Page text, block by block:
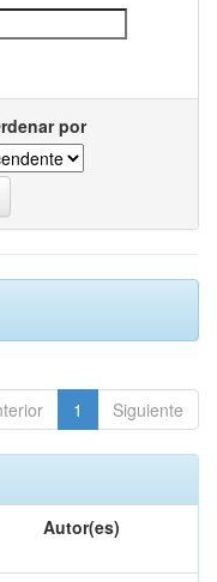
por
1 Siguiente
Autor(es)